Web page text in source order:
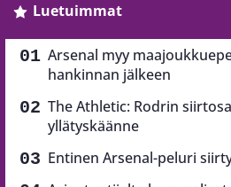
Luetuimmat
Arsenal myy
hankinnan jälkeen
The Athletic: Rodrin
yllätyskäänne
Entinen Arsenal-peluri